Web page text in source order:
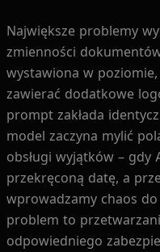
Największe problemy
zmienności
wystawiona w
zawierać dodatkowe
prompt zakłada
model zaczyna mylić
obsługi wyjątków – gdy
przekręconą datę, a
wprowadzamy chaos
problem to
odpowiedniego